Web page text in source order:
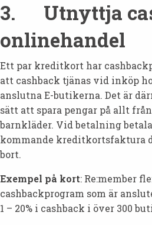
3. Utnyttja
onlinehandel
Ett par kreditkort har
att cashback tjänas vid inköp
anslutna E-butikerna. Det är
sätt att spara pengar på allt
barnkläder. Vid betalning
kommande kreditkortsfaktura
bort.
Exempel på kort: Re:member
cashbackprogram som är
1 – 20% i cashback i över 300